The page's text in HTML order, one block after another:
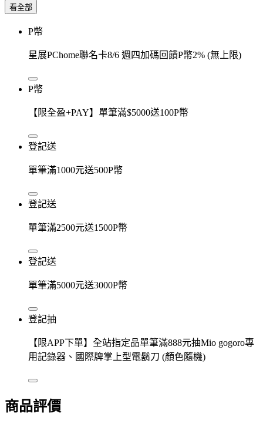
看全部
P幣
星展PChome聯名卡8/6 週四加碼回饋P幣2% (無上限)
P幣
【限全盈+PAY】單筆滿$5000送100P幣
登記送
單筆滿1000元送500P幣
登記送
單筆滿2500元送1500P幣
登記送
單筆滿5000元送3000P幣
登記抽
【限APP下單】全站指定品單筆滿888元抽Mio gogoro專
用記錄器、國際牌掌上型電鬍刀 (顏色隨機)
商品評價